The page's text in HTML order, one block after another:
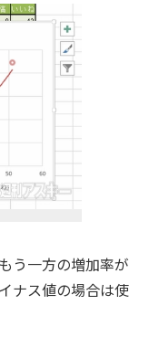
う一方の増加率が
ナス値の場合は使